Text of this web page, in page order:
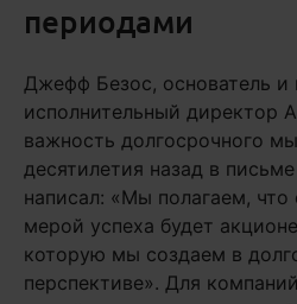
периодами
Джефф Безос, основатель и
исполнительный директор
важность долгосрочного
десятилетия назад в
написал: «Мы полагаем, что
мерой успеха будет
которую мы создаем в
перспективе». Для